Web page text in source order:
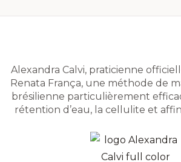
Alexandra Calvi, praticienne
Renata França, une méthode de
brésilienne particulièrement
rétention d’eau, la cellulite et